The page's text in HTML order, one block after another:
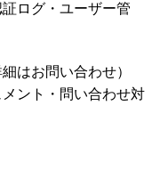
ログ・ユーザー管
はお問い合わせ）
ント・問い合わせ対